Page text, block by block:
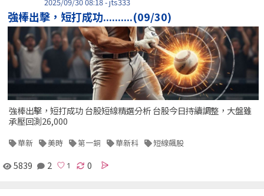
強棒出擊，短打成功..........(09/30)
強棒出擊，短打成功 台股短線精選分析 台股今日持續調整，大盤雖
承壓回測26,000
華新 美時 第一銅 華新科 短線飆股
5839 2 0